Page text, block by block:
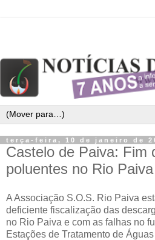
terça-feira, 10 de janeiro de
Castelo de Paiva: Fim
poluentes no Rio Paiva
A Associação S.O.S. Rio Paiva
deficiente fiscalização das
no Rio Paiva e com as falhas no
Estações de Tratamento de